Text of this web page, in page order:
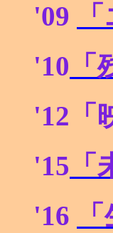
'09
'10 「
'12
'15
'16